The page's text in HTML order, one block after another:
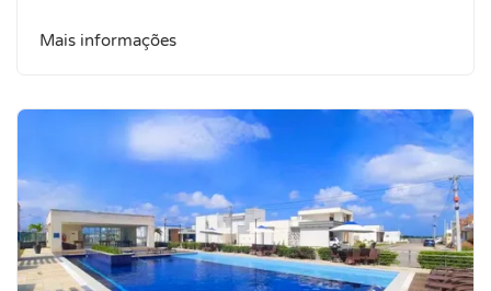
Mais informações